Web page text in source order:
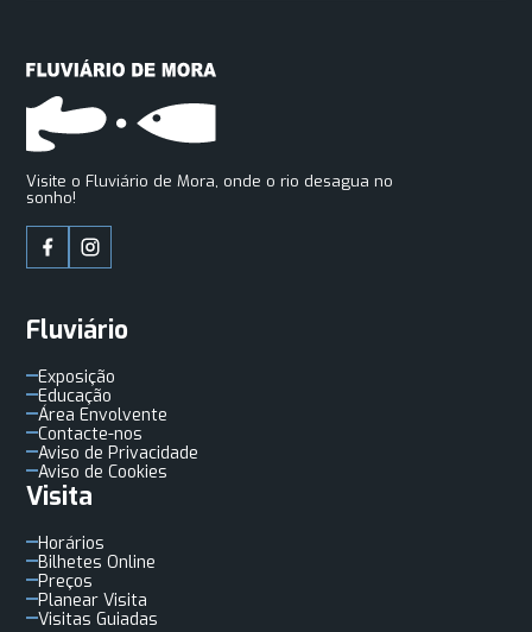
Visite o Fluviário de Mora, onde o rio desagua no
sonho!
Fluviário
Exposição
Educação
Área Envolvente
Contacte-nos
Aviso de Privacidade
Aviso de Cookies
Visita
Horários
Bilhetes Online
Preços
Planear Visita
Visitas Guiadas